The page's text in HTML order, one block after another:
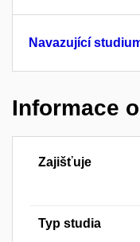
Navazující
Informace
Zajišťuje
Typ studia